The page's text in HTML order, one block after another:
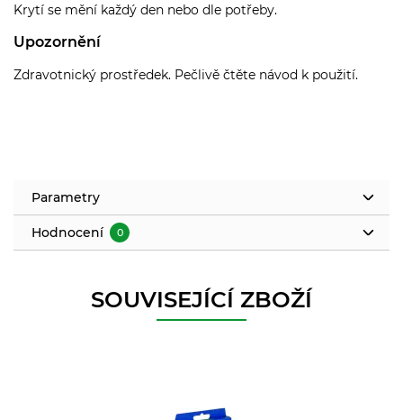
Krytí se mění každý den nebo dle potřeby.
Upozornění
Zdravotnický prostředek. Pečlivě čtěte návod k použití.
Parametry
Hodnocení 0
SOUVISEJÍCÍ ZBOŽÍ